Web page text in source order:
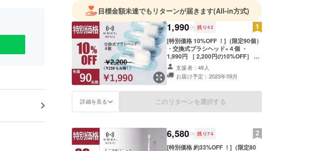
目標金額未達でもリターンが届きます(All-in方式)
1,990円 残り42
[特別価格 10%OFF ！]（限定90個）
・交換式ブラシヘッド×４個 ・
1,990円 ［ 2,200円の10%OFF］ ・
交換式ブラシヘッド×4個 ※デザイ
ン・仕様は変更になる可能性もござ
います。ご了承ください。 ※ご注文
る場合があります。 ※税込、送料込
みの価格です。
支援者：48人
お届け予定：2023年09月
詳細を見る このリターンを選択する
6,580円 残り74
[特別価格 約33%OFF ！]（限定80